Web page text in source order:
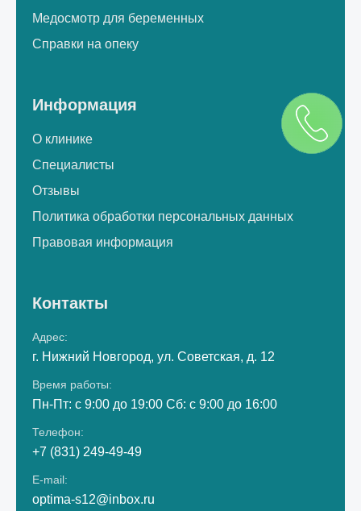
Медосмотр для беременных
Справки на опеку
Информация
О клинике
Специалисты
Отзывы
Политика обработки персональных данных
Правовая информация
Контакты
Адрес:
г. Нижний Новгород, ул. Советская, д. 12
Время работы:
Пн-Пт: с 9:00 до 19:00 Сб: с 9:00 до 16:00
Телефон:
+7 (831) 249-49-49
E-mail:
optima-s12@inbox.ru